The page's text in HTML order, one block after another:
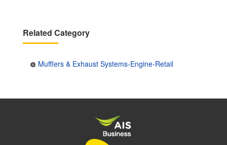
Related Category
Mufflers & Exhaust Systems-Engine-Retail